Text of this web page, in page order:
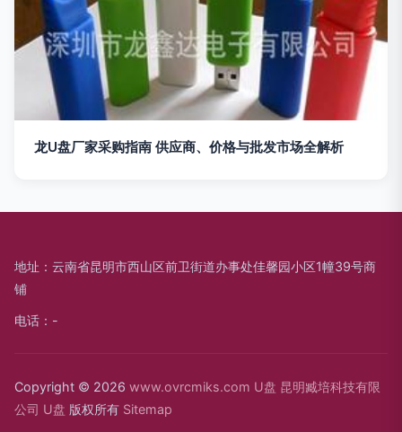
龙U盘厂家采购指南 供应商、价格与批发市场全解析
地址：云南省昆明市西山区前卫街道办事处佳馨园小区1幢39号商
铺
电话：-
Copyright © 2026 www.ovrcmiks.com U盘 昆明臧培科技有限
公司 U盘 版权所有 Sitemap